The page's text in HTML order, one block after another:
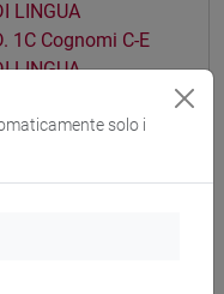
LINGUA
1C Cognomi C-E
LINGUA
LINGUA
1C Cognomi M-P
LINGUA
solo i